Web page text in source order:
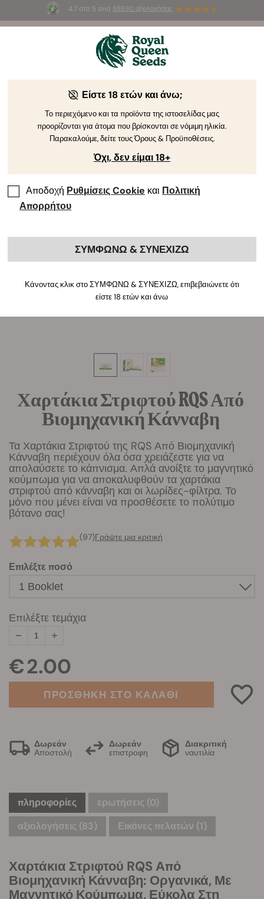
4.7 στα 5 από 58690 αξιολογήσεις
3 σπόρους White Widow AutoΔΩΡΕΑΝ για τους
Χαρτάκια Στριφτού RQS Από
Βιομηχανική Κάνναβη
Τα Χαρτάκια Στριφτού της RQS Από Βιομηχανική
Κάνναβη περιέχουν όλα όσα χρειάζεστε για να
απολαύσετε το κάπνισμα. Απλά ανοίξτε το μαγνητικό
κούμπωμα για να αποκαλυφθούν τα χαρτάκια
στριφτού από κάνναβη και οι λωρίδες-φίλτρα. Το
μόνο που μένει είναι να προσθέσετε το πολύτιμο
βότανο σας!
(97)Γράψτε μια κριτική
Επιλέξτε ποσό
Επιλέξτε τεμάχια
€ 2.00
ΠΡΟΣΘΗΚΗ ΣΤΟ ΚΑΛΑΘΙ
Δωρεάν
Αποστολή
Δωρεάν
επιστροφη
Διακριτική
ναυτιλία
πληροφορίες ερωτήσεις (0)
αξιολογήσεις (83)
Εικόνες πελατών (1)
Χαρτάκια Στριφτού RQS Από
Βιομηχανική Κάνναβη: Οργανικά, Με
Μαγνητικό Κούμπωμα, Εύκολα Στη
Είστε 18 ετών και άνω;
Το περιεχόμενο και τα προϊόντα της ιστοσελίδας μας
προορίζονται για άτομα που βρίσκονται σε νόμιμη ηλικία.
Παρακαλούμε, δείτε τους Όρους & Προϋποθέσεις.
Όχι, δεν είμαι 18+
Αποδοχή Ρυθμίσεις Cookie και Πολιτική
Απορρήτου
ΣΥΜΦΩΝΩ & ΣΥΝΕΧΙΖΩ
Κάνοντας κλικ στο ΣΥΜΦΩΝΩ & ΣΥΝΕΧΙΖΩ, επιβεβαιώνετε ότι
είστε 18 ετών και άνω